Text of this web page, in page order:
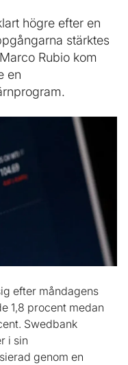
högre efter en
stärktes
Rubio kom
en
efter måndagens
1,8 procent medan
Swedbank
i sin
genom en